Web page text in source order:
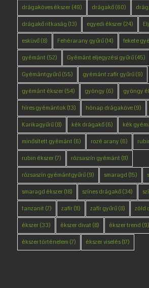
drágaköves ékszer(49) drágakő(60)
drágakő ritkaság (13) egyedi ékszer(24)
esküvő(8) Fehérarany gyűrű(14) fekete
gyémánt (52) Gyémánt eljegyzési gyűrű(45)
Gyémántgyűrű(55) gyémánt zafír gyűrű(9)
gyémánt ékszer(54) gyöngy (6) gyöngy
híres gyémántok(13) hónap drágaköve(9)
Karikagyűrű(8) kék drágakő(6) kék
minősített gyémánt (6) rozé arany (6)
rubin ékszer(7) rózsaszín gyémánt (11)
rózsaszín gyémántgyűrű(9) smaragd (15)
smaragd ékszer(18) színes drágakő(34)
tanzanit (7) zafír(11) zafír gyűrű(8) zöld
ékszer(33) ékszer divat (8) ékszer trend (9)
ékszer történelem (7) ékszer viselés(17)